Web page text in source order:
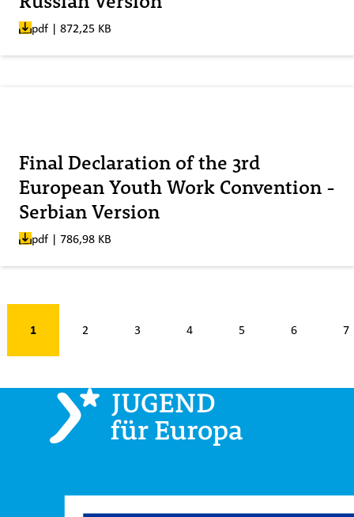
pdf | 872,25 KB
Final Declaration of the 3rd
European Youth Work Convention -
Serbian Version
pdf | 786,98 KB
1 2 3 4 5 6 7